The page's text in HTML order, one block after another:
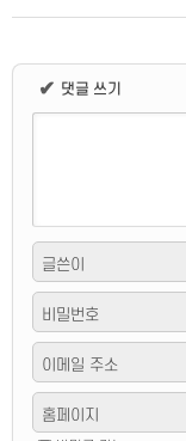
✔ 댓글 쓰기
글쓴이
비밀번호
이메일 주소
홈페이지